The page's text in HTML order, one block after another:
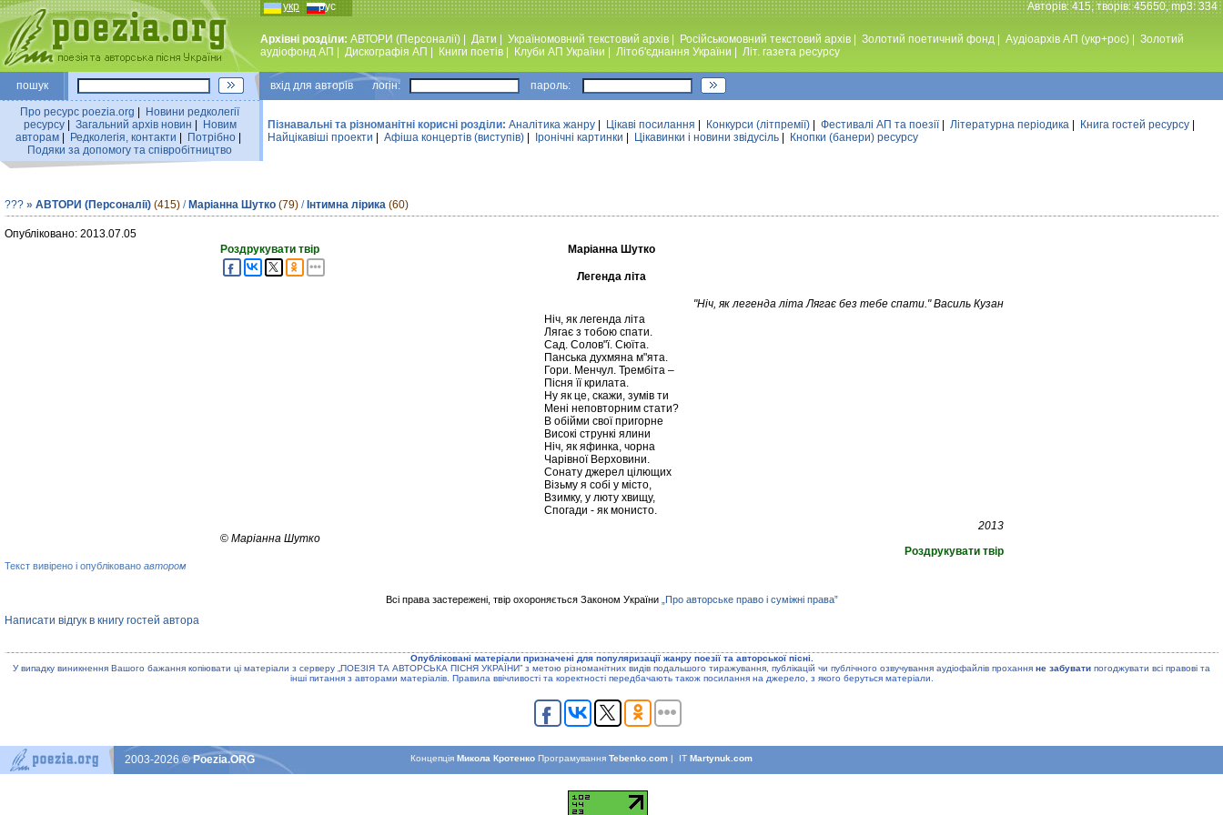
укр рус Авторiв: 415, творiв: 45650, mp3: 334
Архівні розділи: АВТОРИ (Персоналії) Дати Україномовний текстовий архiв Російськомовний текстовий архів Золотий поетичний фонд Аудiоархiв АП (укр+рос)
Золотий
аудiофонд АП
Дискографiя АП Книги поетiв Клуби АП України Лiтоб'єднання України Лiт. газета ресурсу
пошук вхiд для авторiв логін: пароль:
Про ресурс poezia.org
Новини редколегiї
ресурсу| Загальний архiв новин
Новим
авторам
Редколегiя, контакти Потрiбно
Подяки за допомогу та співробітництво
Пізнавальні та різноманітні корисні розділи: Аналiтика жанру Цікаві посилання Конкурси (лiтпремiї) Фестивалi АП та поезiї| Літературна періодика Книга гостей ресурсу
Найцiкавiшi проекти
Афіша концертів (виступів) Iронiчнi картинки Цікавинки і новини звідусіль Кнопки (банери) ресурсу
??? » АВТОРИ (Персоналії) (415) / Маріанна Шутко (79) / Інтимна лірика (60)
Опубліковано: 2013.07.05
Роздрукувати твір
Маріанна Шутко
Легенда літа
"Ніч, як легенда літа Лягає без тебе спати." Василь Кузан
Ніч, як легенда літа
Лягає з тобою спати.
Сад. Солов"ї. Сюїта.
Панська духмяна м"ята.
Гори. Менчул. Трембіта –
Пісня її крилата.
Ну як це, скажи, зумів ти
Мені неповторним стати?
В обійми свої пригорне
Високі стрункі ялини
Ніч, як яфинка, чорна
Чарівної Верховини.
Сонату джерел цілющих
Візьму я собі у місто,
Взимку, у люту хвищу,
Спогади - як монисто.
2013
© Маріанна Шутко
Роздрукувати твір
Текст вивірено і опубліковано автором
Всі права застережені, твір охороняється Законом України „Про авторське право і суміжні права”
Написати відгук в книгу гостей автора
Опублiкованi матерiали призначенi для популяризацiї жанру поезiї та авторської пiснi.
У випадку виникнення Вашого бажання копiювати цi матерiали з серверу „ПОЕЗIЯ ТА АВТОРСЬКА ПIСНЯ УКРАЇНИ” з метою рiзноманiтних видiв подальшого тиражування, публiкацiй чи публiчного озвучування аудiофайлiв прохання не забувати погоджувати всi правовi та
iншi питання з авторами матерiалiв. Правила ввiчливостi та коректностi передбачають також посилання на джерело, з якого беруться матерiали.
Концепцiя Микола КротенкоПрограмування Tebenko.com| IT Martynuk.com
2003-2026© Poezia.ORG